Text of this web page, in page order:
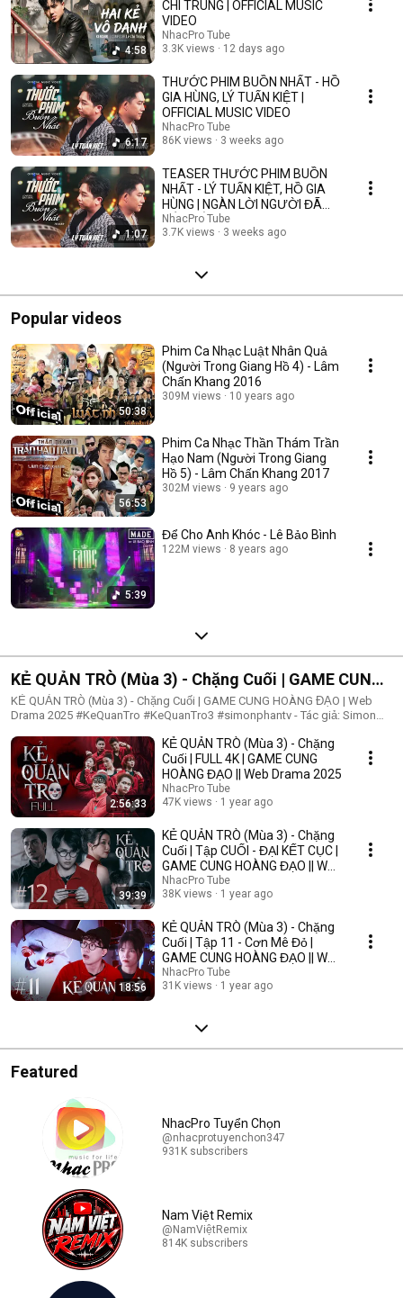
4:58
CHÍ TRUNG | OFFICIAL MUSIC
VIDEO
NhacPro Tube
3.3K views
12 days ago
6:17
THƯỚC PHIM BUỒN NHẤT - HỒ
GIA HÙNG, LÝ TUẤN KIỆT |
OFFICIAL MUSIC VIDEO
NhacPro Tube
86K views
3 weeks ago
1:07
TEASER THƯỚC PHIM BUỒN
NHẤT - LÝ TUẤN KIỆT, HỒ GIA
HÙNG | NGÀN LỜI NGƯỜI ĐÃ
NÓI KHÔNG SAI ....
NhacPro Tube
3.7K views
3 weeks ago
Popular videos
50:38
Phim Ca Nhạc Luật Nhân Quả
(Người Trong Giang Hồ 4) - Lâm
Chấn Khang 2016
309M views 10 years ago
56:53
Phim Ca Nhạc Thần Thám Trần
Hạo Nam (Người Trong Giang
Hồ 5) - Lâm Chấn Khang 2017
302M views 9 years ago
5:39
Để Cho Anh Khóc - Lê Bảo Bình
122M views 8 years ago
KẺ QUẢN TRÒ (Mùa 3) - Chặng Cuối | GAME CUNG
HOÀNG ĐẠO | Web Drama 2025
KẺ QUẢN TRÒ (Mùa 3) - Chặng Cuối | GAME CUNG HOÀNG ĐẠO | Web
Drama 2025 #KeQuanTro #KeQuanTro3 #simonphantv - Tác giả: Simon
Khánh Duy ► Một trò chơi kỳ lạ, với mức thưởng tiền tỷ. Một trò chơi
mang hơi hướng của show truyền hình thực tế, nhưng dần trở nên đen tối
hơn quà từng vòng. Ai sẽ là người chiến thắng cuối cùng?. Mục đích của
KẺ QUẢN TRÒ là gì?. Và gương mặt đằng sau chiếc mặt nạ. Tất cả sẽ tiết
lộ trong seri web drama KẺ QUẢN TRÒ (Mùa 3) Simon Phan _ Anh trai
Simon Huỳnh Nhựt _ Diễn viên Huỳnh Nhựt Bnat _ Ca sĩ Bnat Bảo Ngân _
Cô giáo Bảo Ngân Trúc _ TikToker Trúc Khánh Duy _ Nghệ sĩ Khánh Duy
Simon Phan _ Em trai Cá Hồi
2:56:33
KẺ QUẢN TRÒ (Mùa 3) - Chặng
Cuối | FULL 4K | GAME CUNG
HOÀNG ĐẠO || Web Drama 2025
NhacPro Tube
47K views
1 year ago
39:39
KẺ QUẢN TRÒ (Mùa 3) - Chặng
Cuối | Tập CUỐI - ĐẠI KẾT CỤC |
GAME CUNG HOÀNG ĐẠO || Web
Drama 2025
NhacPro Tube
38K views
1 year ago
18:56
KẺ QUẢN TRÒ (Mùa 3) - Chặng
Cuối | Tập 11 - Cơn Mê Đỏ |
GAME CUNG HOÀNG ĐẠO || Web
Drama 2025
NhacPro Tube
31K views
1 year ago
Featured
NhacPro Tuyển Chọn
@nhacprotuyenchon347
931K subscribers
Nam Việt Remix
@NamViệtRemix
814K subscribers